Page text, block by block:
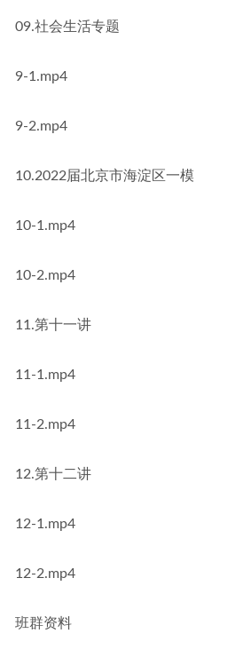
09.社会生活专题
9-1.mp4
9-2.mp4
10.2022届北京市海淀区一模
10-1.mp4
10-2.mp4
11.第十一讲
11-1.mp4
11-2.mp4
12.第十二讲
12-1.mp4
12-2.mp4
班群资料